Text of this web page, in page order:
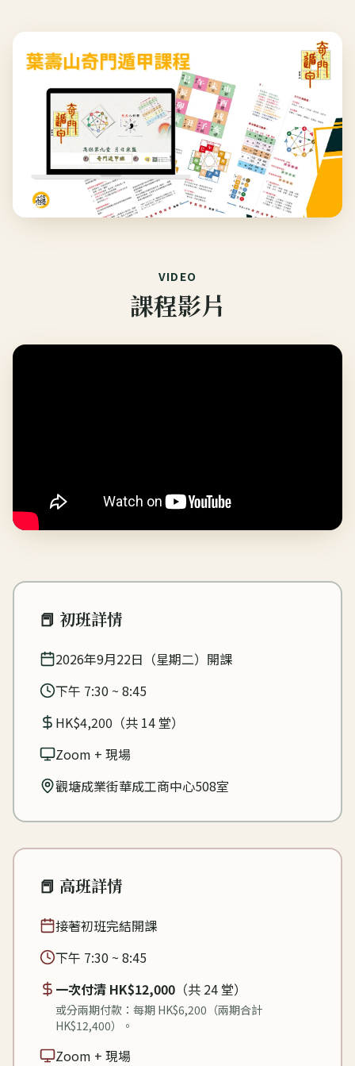
VIDEO
課程影片
📕 初班詳情
2026年9月22日（星期二）開課
下午 7:30 ~ 8:45
HK$4,200（共 14 堂）
Zoom + 現場
觀塘成業街華成工商中心508室
📕 高班詳情
接著初班完結開課
下午 7:30 ~ 8:45
一次付清 HK$12,000 （共 24 堂）
或分兩期付款：每期 HK$6,200（兩期合計
HK$12,400）。
Zoom + 現場